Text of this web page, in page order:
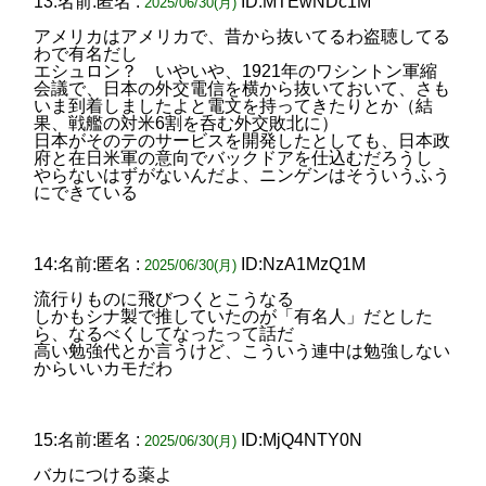
アメリカはアメリカで、昔から抜いてるわ盗聴してる
わで有名だし
エシュロン？ いやいや、1921年のワシントン軍縮
会議で、日本の外交電信を横から抜いておいて、さも
いま到着しましたよと電文を持ってきたりとか（結
果、戦艦の対米6割を呑む外交敗北に）
日本がそのテのサービスを開発したとしても、日本政
府と在日米軍の意向でバックドアを仕込むだろうし
やらないはずがないんだよ、ニンゲンはそういうふう
にできている
14:名前:匿名 : 2025/06/30(月)
ID:NzA1MzQ1M
流行りものに飛びつくとこうなる
しかもシナ製で推していたのが「有名人」だとした
ら、なるべくしてなったって話だ
高い勉強代とか言うけど、こういう連中は勉強しない
からいいカモだわ
15:名前:匿名 : 2025/06/30(月)
ID:MjQ4NTY0N
バカにつける薬よ